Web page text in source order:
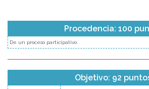
Procedencia: 100
De un proceso participativo
Objetivo: 92